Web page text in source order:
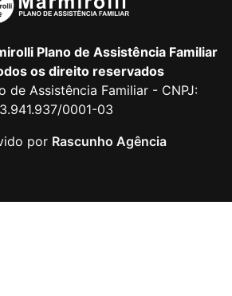
Plano de Assistência Familiar
os direito reservados
de Assistência Familiar - CNPJ:
0001-03
por Rascunho Agência